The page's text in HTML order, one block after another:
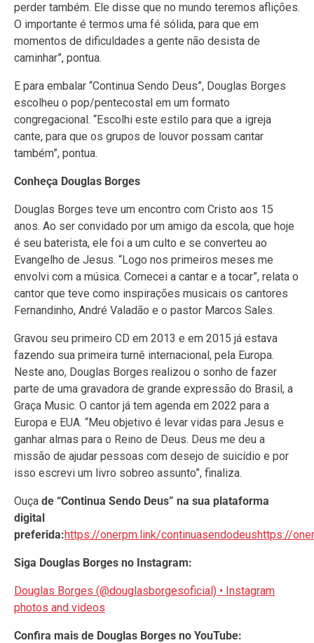
perder também. Ele disse que no mundo teremos aflições.
O importante é termos uma fé sólida, para que em
momentos de dificuldades a gente não desista de
caminhar”, pontua.
E para embalar “Continua Sendo Deus”, Douglas Borges
escolheu o pop/pentecostal em um formato
congregacional. “Escolhi este estilo para que a igreja
cante, para que os grupos de louvor possam cantar
também”, pontua.
Conheça Douglas Borges
Douglas Borges teve um encontro com Cristo aos 15
anos. Ao ser convidado por um amigo da escola, que hoje
é seu baterista, ele foi a um culto e se converteu ao
Evangelho de Jesus. “Logo nos primeiros meses me
envolvi com a música. Comecei a cantar e a tocar”, relata o
cantor que teve como inspirações musicais os cantores
Fernandinho, André Valadão e o pastor Marcos Sales.
Gravou seu primeiro CD em 2013 e em 2015 já estava
fazendo sua primeira turnê internacional, pela Europa.
Neste ano, Douglas Borges realizou o sonho de fazer
parte de uma gravadora de grande expressão do Brasil, a
Graça Music. O cantor já tem agenda em 2022 para a
Europa e EUA. “Meu objetivo é levar vidas para Jesus e
ganhar almas para o Reino de Deus. Deus me deu a
missão de ajudar pessoas com desejo de suicídio e por
isso escrevi um livro sobreo assunto”, finaliza.
Ouça de “Continua Sendo Deus” na sua plataforma
digital
preferida:https://onerpm.link/continuasendodeushttps://
Siga Douglas Borges no Instagram:
Douglas Borges (@douglasborgesoficial) • Instagram
photos and videos
Confira mais de Douglas Borges no YouTube: